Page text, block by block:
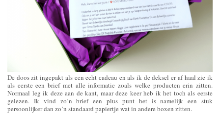
De doos zit ingepakt als een echt cadeau en als ik de deksel er af haal zie ik
als eerste een brief met alle informatie zoals welke producten erin zitten.
Normaal leg ik deze aan de kant, maar deze keer heb ik het toch als eerste
gelezen. Ik vind zo’n brief een plus punt het is namelijk een stuk
persoonlijker dan zo’n standaard papiertje wat in andere boxen zitten.